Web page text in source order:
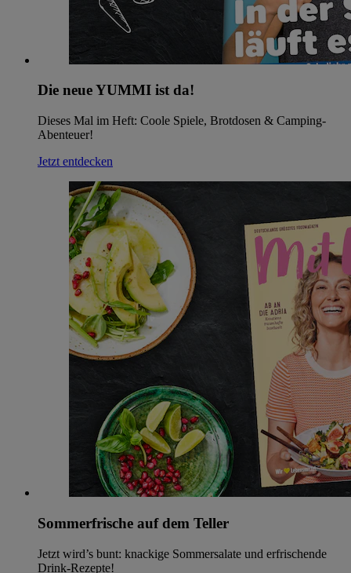
Die neue YUMMI ist da!
Dieses Mal im Heft: Coole Spiele, Brotdosen & Camping-
Abenteuer!
Jetzt entdecken
Sommerfrische auf dem Teller
Jetzt wird’s bunt: knackige Sommersalate und erfrischende
Drink-Rezepte!